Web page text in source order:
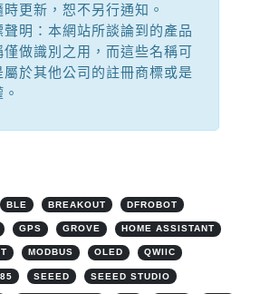
時更新，恕不另行通知。
聲明：本網站所談論到的產品
僅做識別之用，而這些名稱可
屬於其他公司的註冊商標或是
BLE BREAKOUT DFROBOT
GPS GROVE HOME ASSISTANT
MODBUS OLED QWIIC
SEEED SEEED STUDIO